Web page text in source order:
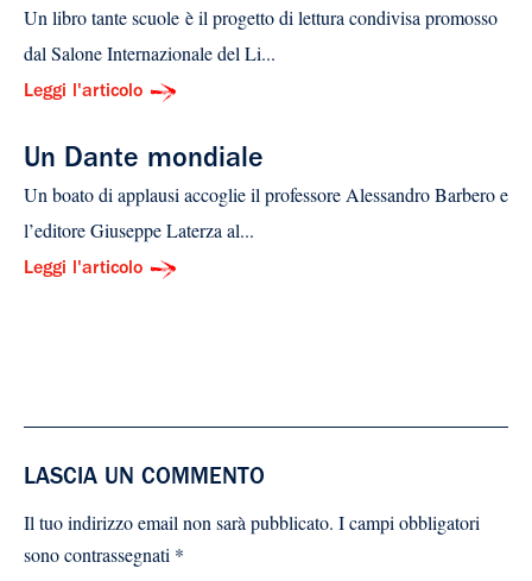
Un libro tante scuole è il progetto di lettura condivisa promosso
dal Salone Internazionale del Li...
Leggi l'articolo
Un Dante mondiale
Un boato di applausi accoglie il professore Alessandro Barbero e
l’editore Giuseppe Laterza al...
Leggi l'articolo
LASCIA UN COMMENTO
Il tuo indirizzo email non sarà pubblicato. I campi obbligatori
sono contrassegnati *